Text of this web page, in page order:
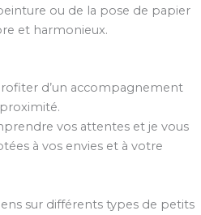
ou de la pose de papier
et harmonieux.
d’un accompagnement
vos attentes et je vous
à vos envies et à votre
sur différents types de petits